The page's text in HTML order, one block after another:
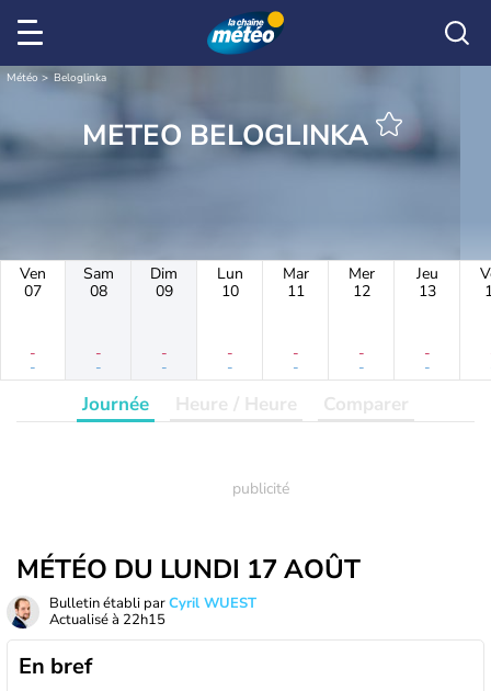
Météo Beloglinka
METEO BELOGLINKA
Ven
07
-
-
Sam
08
-
-
Dim
09
-
-
Lun
10
-
-
Mar
11
-
-
Mer
12
-
-
Jeu
13
-
-
Journée Heure / Heure Comparer
MÉTÉO DU LUNDI 17 AOÛT
Bulletin établi parCyril WUEST
Actualisé à 22h15
En bref